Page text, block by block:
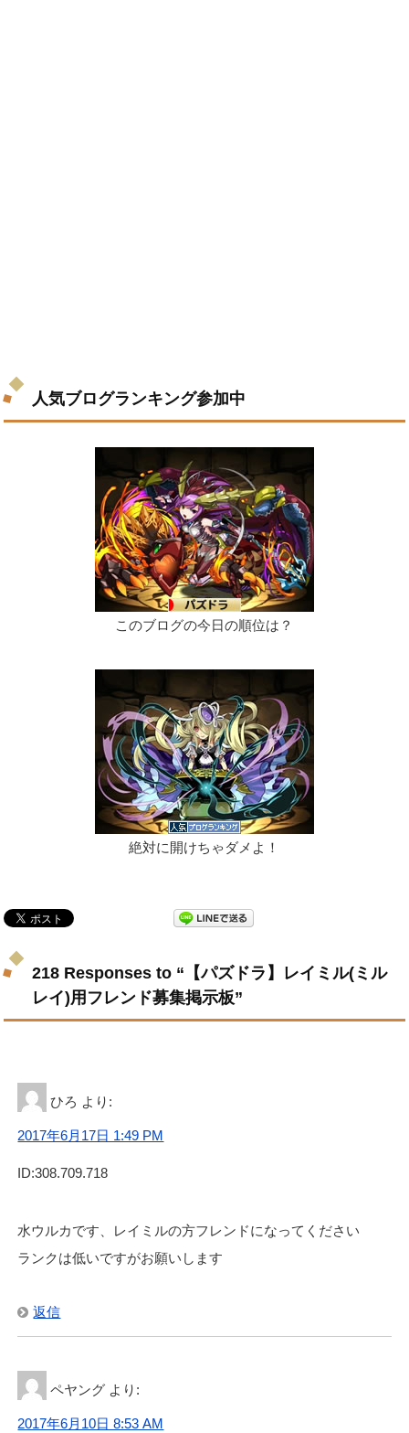
人気ブログランキング参加中
このブログの今日の順位は？
絶対に開けちゃダメよ！
218 Responses to “【パズドラ】レイミル(ミル
レイ)用フレンド募集掲示板”
ひろ より:
2017年6月17日 1:49 PM
ID:308.709.718
水ウルカです、レイミルの方フレンドになってください
ランクは低いですがお願いします
返信
ペヤング より:
2017年6月10日 8:53 AM